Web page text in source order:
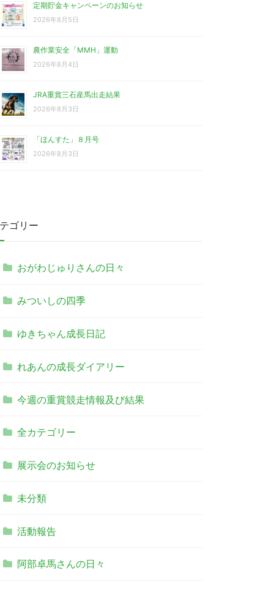
定期貯金キャンペーンのお知らせ
2026年8月5日
農作業安全「MMH」運動
2026年8月4日
JRA重賞三石産馬出走結果
2026年8月3日
「ほんすた」８月号
2026年8月3日
ゴリー
おがわじゅりさんの日々
みついしの四季
ゆきちゃん成長日記
れあんの成長ダイアリー
今週の重賞競走情報及び結果
全カテゴリー
展示会のお知らせ
未分類
活動報告
阿部卓馬さんの日々